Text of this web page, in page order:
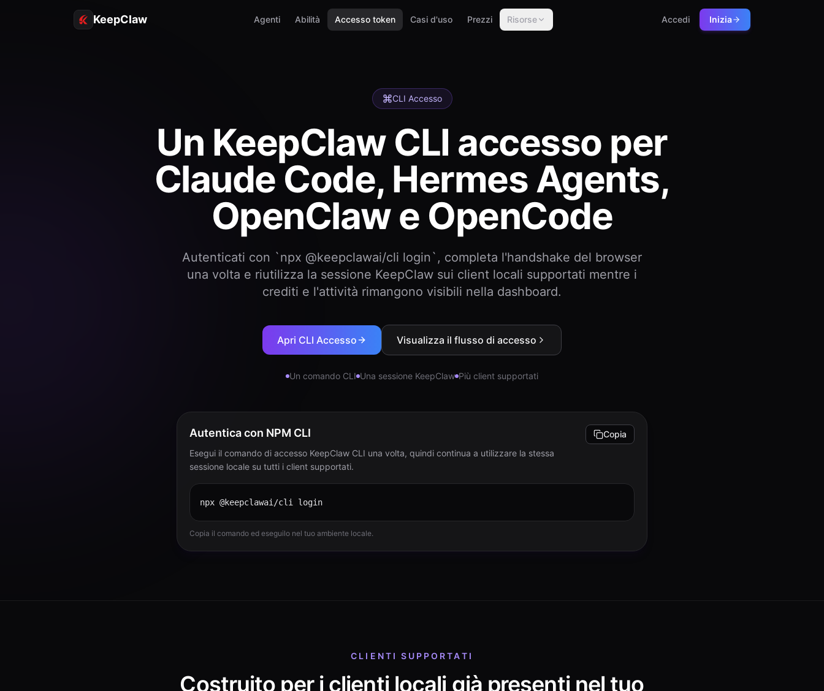
KeepClaw Agenti Abilità Accesso token Casi d'uso Prezzi Risorse Accedi Inizia
CLI Accesso
Un KeepClaw CLI accesso per
Claude Code, Hermes Agents,
OpenClaw e OpenCode
Autenticati con `npx @keepclawai/cli login`, completa l'handshake del browser
una volta e riutilizza la sessione KeepClaw sui client locali supportati mentre i
crediti e l'attività rimangono visibili nella dashboard.
Apri CLI Accesso Visualizza il flusso di accesso
Un comando CLI Una sessione KeepClaw Più client supportati
Autentica con NPM CLI
Esegui il comando di accesso KeepClaw CLI una volta, quindi continua a utilizzare la stessa
sessione locale su tutti i client supportati.
Copia
npx @keepclawai/cli login
Copia il comando ed eseguilo nel tuo ambiente locale.
CLIENTI SUPPORTATI
Costruito per i clienti locali già presenti nel tuo